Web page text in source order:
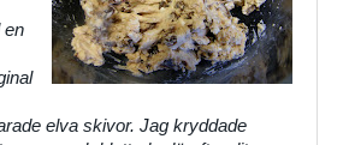
en
elva skivor. Jag kryddade